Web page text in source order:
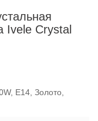
Ivele Crystal
E14, Золото,